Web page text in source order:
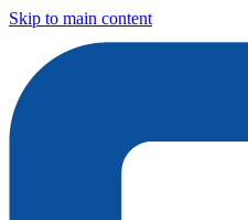
Skip to main content